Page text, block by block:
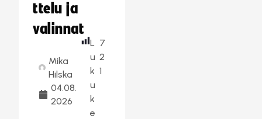
ttelu ja
valinnat
Mika
Hilska
04.08.
2026
L
u
k
u
k
e
7
2
1